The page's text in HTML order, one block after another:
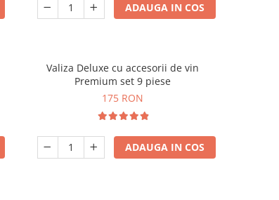
ADAUGA IN COS
Valiza Deluxe cu accesorii de vin
Premium set 9 piese
175 RON
ADAUGA IN COS